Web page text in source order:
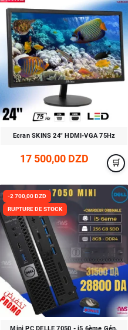
Ecran SKINS 24" HDMI-VGA 75Hz
17 500,00 DZD
-2 700,00 DZD
RUPTURE DE STOCK